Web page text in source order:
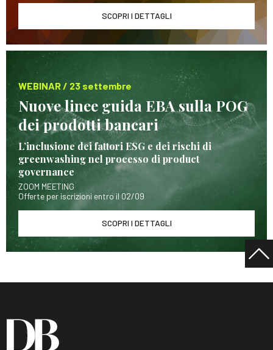
SCOPRI I DETTAGLI
WEBINAR / 23 settembre
Nuove linee guida EBA sulla POG
dei prodotti bancari
L’inclusione dei fattori ESG e dei rischi di
greenwashing nel processo di product
governance
ZOOM MEETING
Offerte per iscrizioni entro il 02/09
SCOPRI I DETTAGLI